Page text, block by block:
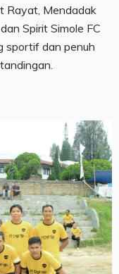
Rayat, Mendadak
Spirit Simole FC
sportif dan penuh